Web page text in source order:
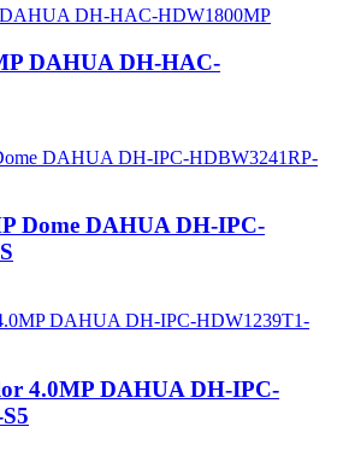
DAHUA DH-HAC-
Dome DAHUA DH-IPC-
4.0MP DAHUA DH-IPC-